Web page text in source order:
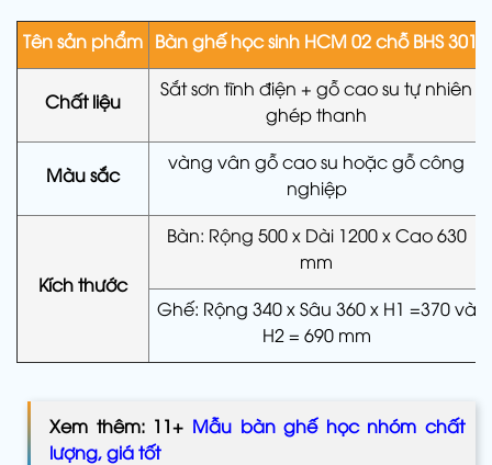
Tên sản phẩm Bàn ghế học sinh HCM 02 chỗ BHS 301
Chất liệu
Sắt sơn tĩnh điện + gỗ cao su tự nhiên
ghép thanh
Màu sắc
vàng vân gỗ cao su hoặc gỗ công
nghiệp
Kích thước
Bàn: Rộng 500 x Dài 1200 x Cao 630
mm
Ghế: Rộng 340 x Sâu 360 x H1 =370 và
H2 = 690 mm
Xem thêm: 11+ Mẫu bàn ghế học nhóm chất
lượng, giá tốt